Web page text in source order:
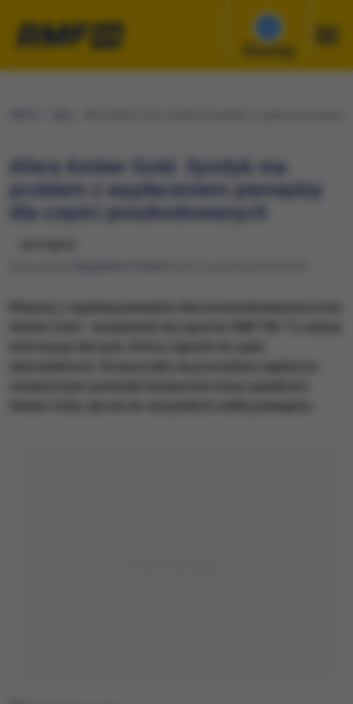
Słuchaj
Afera Amber Gold. Syndyk ma
problem z wypłaceniem pieniędzy
dla części poszkodowanych